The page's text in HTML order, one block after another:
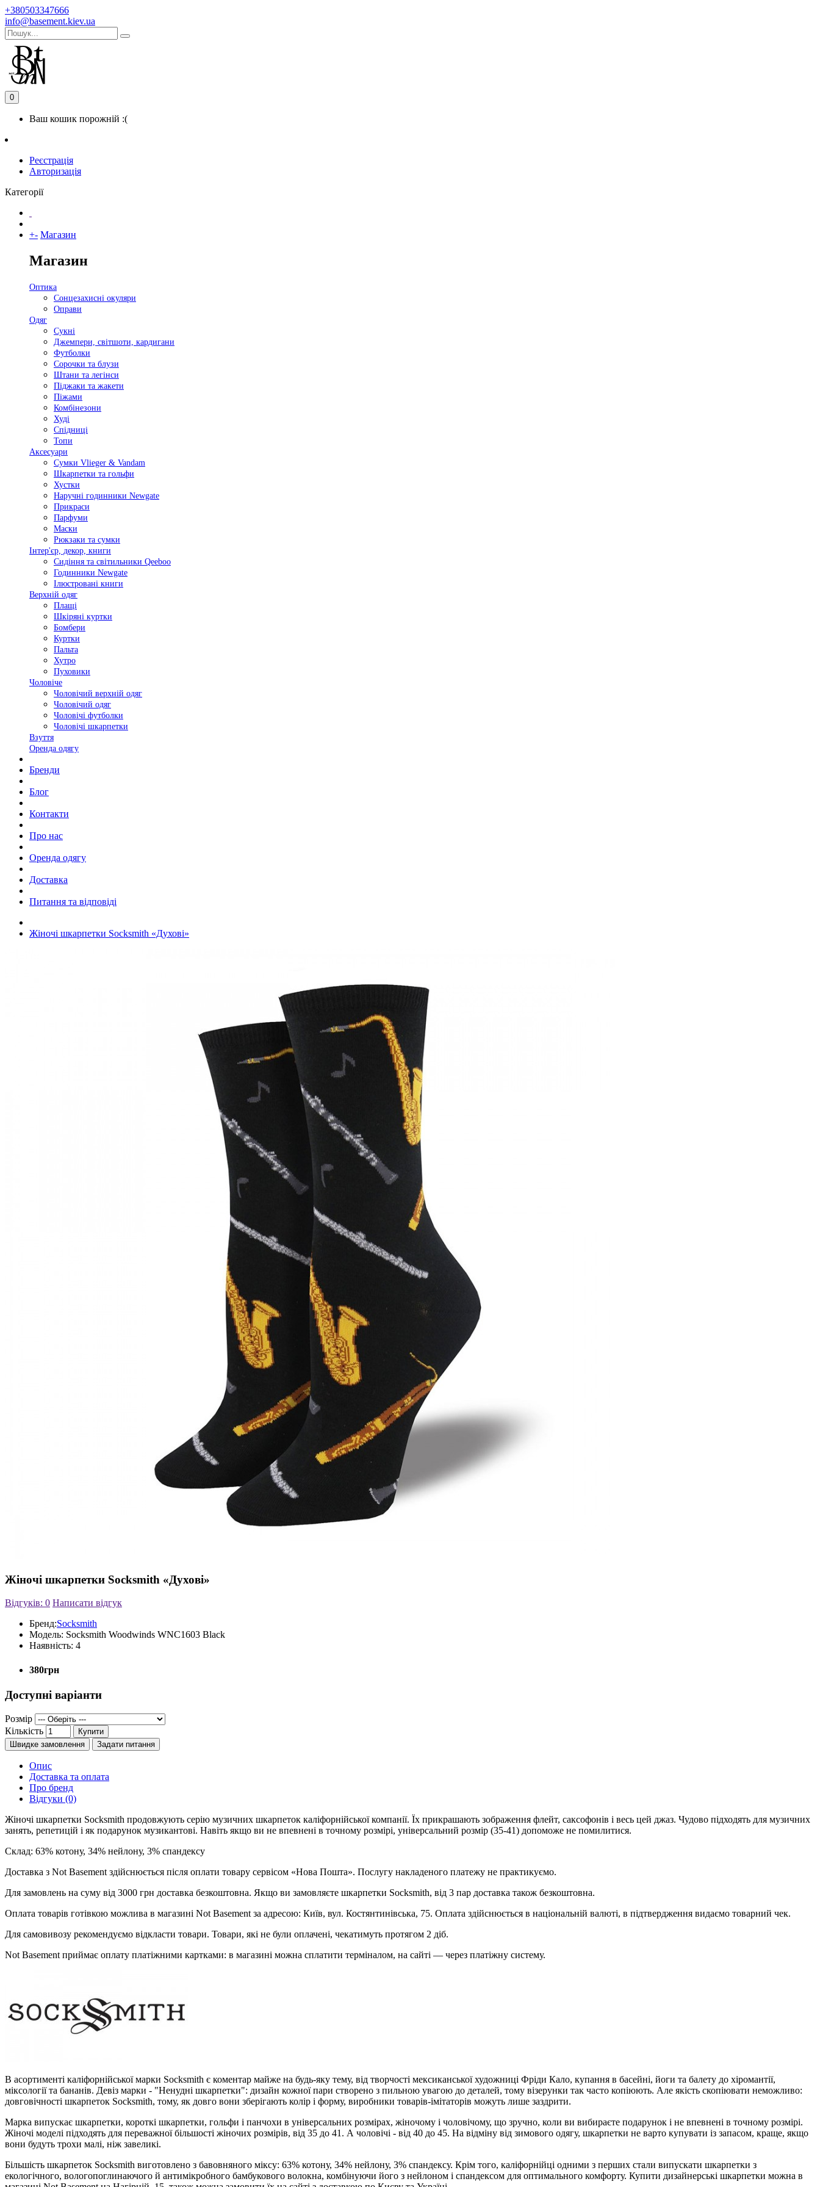
+380503347666
info@basement.kiev.ua
0
Ваш кошик порожній :(
Реєстрація
Авторизація
Категорії
+- Магазин
Магазин
Оптика
Сонцезахисні окуляри
Оправи
Одяг
Сукні
Джемпери, світшоти, кардигани
Футболки
Сорочки та блузи
Штани та легінси
Піджаки та жакети
Піжами
Комбінезони
Худі
Спідниці
Топи
Аксесуари
Сумки Vlieger & Vandam
Шкарпетки та гольфи
Хустки
Наручні годинники Newgate
Прикраси
Парфуми
Маски
Рюкзаки та сумки
Інтер'єр, декор, книги
Сидіння та світильники Qeeboo
Годинники Newgate
Ілюстровані книги
Верхній одяг
Плащі
Шкіряні куртки
Бомбери
Куртки
Пальта
Хутро
Пуховики
Чоловіче
Чоловічий верхній одяг
Чоловічий одяг
Чоловічі футболки
Чоловічі шкарпетки
Взуття
Оренда одягу
Бренди
Блог
Контакти
Про нас
Оренда одягу
Доставка
Питання та відповіді
Жіночі шкарпетки Socksmith «Духові»
Жіночі шкарпетки Socksmith «Духові»
Відгуків: 0 Написати відгук
Бренд:Socksmith
Модель: Socksmith Woodwinds WNC1603 Black
Наявність: 4
380грн
Доступні варіанти
Розмір
Кількість
Купити
Швидке замовлення
Задати питання
Опис
Доставка та оплата
Про бренд
Відгуки (0)
Жіночі шкарпетки Socksmith продовжують серію музичних шкарпеток каліфорнійської компанії. Їх прикрашають зображення флейт, саксофонів і весь цей джаз. Чудово підходять для музичних
занять, репетицій і як подарунок музикантові. Навіть якщо ви не впевнені в точному розмірі, універсальний розмір (35-41) допоможе не помилитися.
Склад: 63% котону, 34% нейлону, 3% спандексу
Доставка з Not Basement здійснюється після оплати товару сервісом «Нова Пошта». Послугу накладеного платежу не практикуємо.
Для замовлень на суму від 3000 грн доставка безкоштовна. Якщо ви замовляєте шкарпетки Socksmith, від 3 пар доставка також безкоштовна.
Оплата товарів готівкою можлива в магазині Not Basement за адресою: Київ, вул. Костянтинівська, 75. Оплата здійснюється в національній валюті, в підтвердження видаємо товарний чек.
Для самовивозу рекомендуємо відкласти товари. Товари, які не були оплачені, чекатимуть протягом 2 діб.
Not Basement приймає оплату платіжними картками: в магазині можна сплатити терміналом, на сайті — через платіжну систему.
В асортименті каліфорнійської марки Socksmith є коментар майже на будь-яку тему, від творчості мексиканської художниці Фріди Кало, купання в басейні, йоги та балету до хіромантії,
міксології та бананів. Девіз марки - "Ненудні шкарпетки": дизайн кожної пари створено з пильною увагою до деталей, тому візерунки так часто копіюють. Але якість скопіювати неможливо:
довговічності шкарпеток Socksmith, тому, як довго вони зберігають колір і форму, виробники товарів-імітаторів можуть лише заздрити.
Марка випускає шкарпетки, короткі шкарпетки, гольфи і панчохи в універсальних розмірах, жіночому і чоловічому, що зручно, коли ви вибираєте подарунок і не впевнені в точному розмірі.
Жіночі моделі підходять для переважної більшості жіночих розмірів, від 35 до 41. А чоловічі - від 40 до 45. На відміну від зимового одягу, шкарпетки не варто купувати із запасом, краще, якщо
вони будуть трохи малі, ніж завеликі.
Більшість шкарпеток Socksmith виготовлено з бавовняного міксу: 63% котону, 34% нейлону, 3% спандексу. Крім того, каліфорнійці одними з перших стали випускати шкарпетки з
екологічного, вологопоглинаючого й антимікробного бамбукового волокна, комбінуючи його з нейлоном і спандексом для оптимального комфорту. Купити дизайнерські шкарпетки можна в